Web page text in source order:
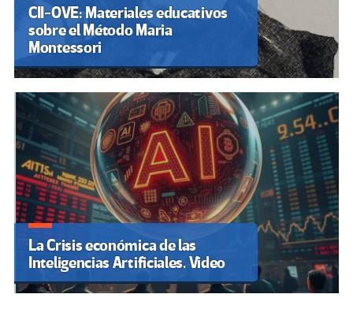
CII-OVE: Materiales educativos
sobre el Método Maria
Montessori
La Crisis económica de las
Inteligencias Artificiales. Video